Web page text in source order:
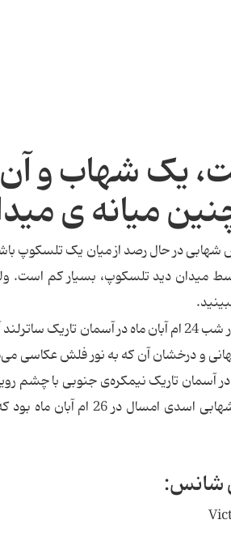
یک شهاب و
میانه ی
شهابی در حال رصد از میان یک تلسکوپ
میدان دید تلسکوپ، بسیار کم است.
این شهاب روشن در شب 24 ام آبان ماه در
و درخشان آن که به نور فلش عکاسی
در آسمان تاریک نیمکره‌ی جنوبی با
شیری. اوج بارش شهابی
شانس: